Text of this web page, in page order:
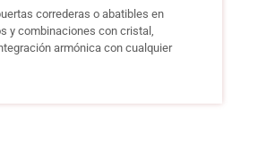
correderas o abatibles en
y combinaciones con cristal,
armónica con cualquier